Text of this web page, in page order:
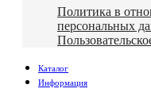
Политика в
персональных
Каталог
Информация